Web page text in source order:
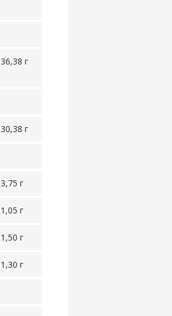
36,38 г
30,38 г
3,75 г
1,05 г
1,50 г
1,30 г